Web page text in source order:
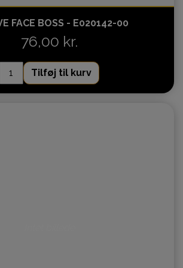
FACE BOSS - E020142-00
76,00 kr.
Tilføj til kurv